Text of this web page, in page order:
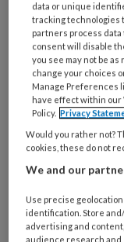
1 MAART 2016
Het recept
samen sta
data or unique
tracking technologies
partners process
consent will disable
you see may not be
change your choices
Manage Preferences
have effect within our
Policy. Privacy
Would you rather not?
cookies, these do not
We and our
Use precise
identification. Store
advertising and
audience research and